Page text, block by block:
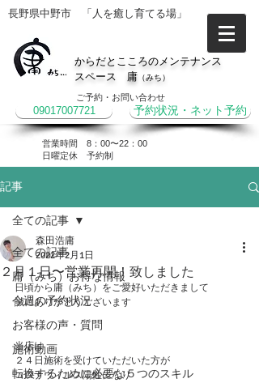
長野県中野市 「人を癒し育てる場」
からだとこころのメンテナンス
スペース 庸 （みち）
ご予約・お問い合わせ
09017007721 予約状況・ネット予約
営業時間 8：00〜22：00
​日曜定休 予約制
記事
全ての記事
庸（みち）お得な情報
今週の予約状況
お客様の声・質問
施術動画
転換するために必要な５つのスキル
全ての記事
２月１日〜営業再開！致しました
森田浩庸
2022年2月1日
日頃から庸（みち）をご愛好いただきまして
誠にありがとうございます
当店は
２４日施術を受けていただいた方が
コロナウィルス陽性になり